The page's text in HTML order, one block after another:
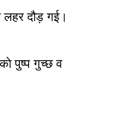
दौड़ गई।
पुष्प गुच्छ व